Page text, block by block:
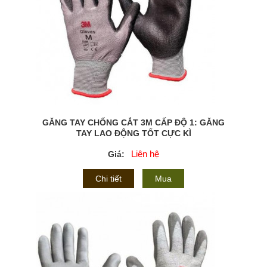
GĂNG TAY CHỐNG CẮT 3M CẤP ĐỘ 1: GĂNG
TAY LAO ĐỘNG TỐT CỰC KÌ
Giá: Liên hệ
Chi tiết Mua